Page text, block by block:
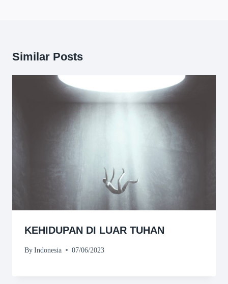
Similar Posts
KEHIDUPAN DI LUAR TUHAN
By Indonesia 07/06/2023